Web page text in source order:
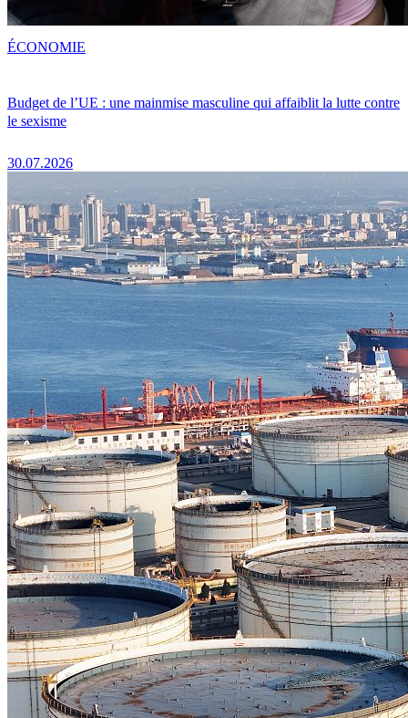
Budget de l’UE : une mainmise masculine qui affaiblit la lutte contre
le sexisme
30.07.2026
ÉCONOMIE